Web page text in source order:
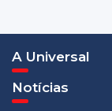
A Universal
Notícias